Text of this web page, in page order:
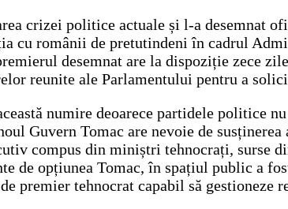
crizei politice actuale și l-a desemnat
cu românii de pretutindeni în cadrul
desemnat are la dispoziție zece
reunite ale Parlamentului pentru a
numire deoarece partidele politice
Guvern Tomac are nevoie de
compus din miniștri tehnocrați, surse
de opțiunea Tomac, în spațiul public a
premier tehnocrat capabil să gestioneze